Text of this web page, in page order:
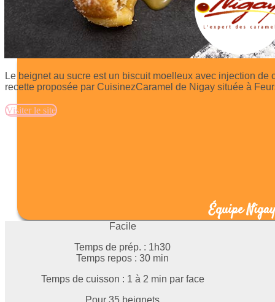
Le beignet au sucre est un biscuit moelleux avec injection
recette proposée par CuisinezCaramel de Nigay située à
Visiter le site
Équipe Nigay
Facile
Temps de prép. : 1h30
Temps repos : 30 min
Temps de cuisson : 1 à 2 min par face
Pour 35 beignets